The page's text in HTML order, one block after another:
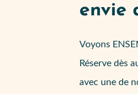
envie
Voyons
Réserve dès
avec une de